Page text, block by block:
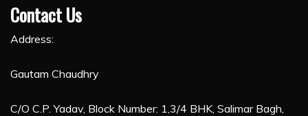
Contact Us
Address:
Gautam Chaudhry
C/O C.P. Yadav, Block Number: 1,3/4 BHK, Salimar Bagh,